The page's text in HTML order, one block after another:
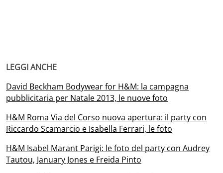
LEGGI ANCHE
David Beckham Bodywear for H&M: la campagna
pubblicitaria per Natale 2013, le nuove foto
H&M Roma Via del Corso nuova apertura: il party con
Riccardo Scamarcio e Isabella Ferrari, le foto
H&M Isabel Marant Parigi: le foto del party con Audrey
Tautou, January Jones e Freida Pinto